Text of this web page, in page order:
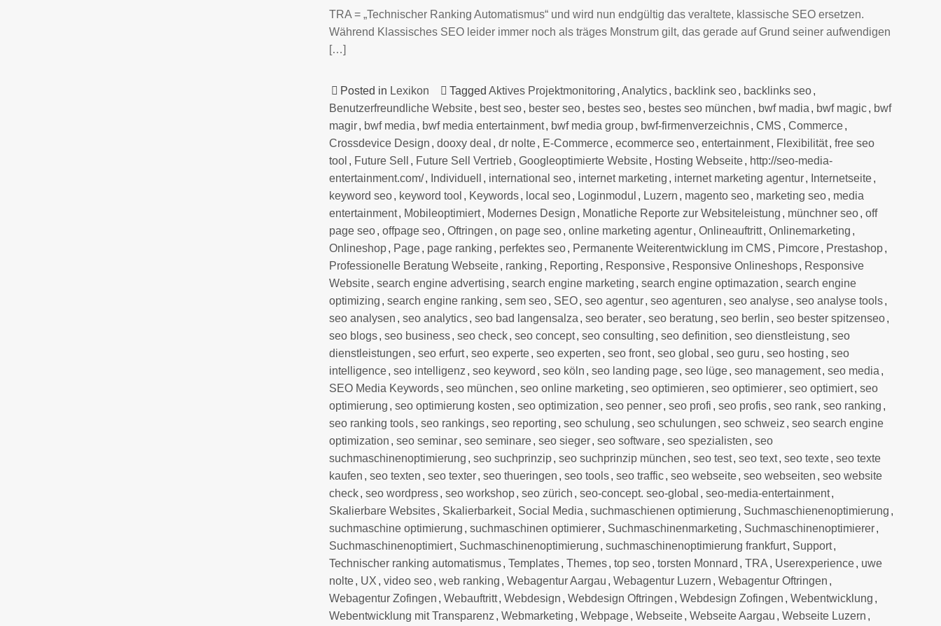
TRA = „Technischer Ranking Automatismus“ und wird nun endgültig das veraltete, klassische SEO ersetzen.
Während Klassisches SEO leider immer noch als träges Monstrum gilt, das gerade auf Grund seiner aufwendigen
[…]
Posted in Lexikon TaggedAktives Projektmonitoring ,Analytics, backlink seo, backlinks seo,
Benutzerfreundliche Website, best seo, bester seo, bestes seo, bestes seo münchen , bwf madia , bwf magic, bwf
magir, bwf media , bwf media entertainment, bwf media group, bwf-firmenverzeichnis,CMS ,Commerce,
Crossdevice Design ,dooxy deal ,dr nolte, E-Commerce,ecommerce seo,entertainment, Flexibilität,free seo
tool , Future Sell , Future Sell Vertrieb,Googleoptimierte Website, Hosting Webseite, http://seo-media-
entertainment.com/, Individuell , international seo, internet marketing , internet marketing agentur, Internetseite,
keyword seo, keyword tool , Keywords, local seo, Loginmodul , Luzern , magento seo, marketing seo, media
entertainment, Mobileoptimiert, Modernes Design , Monatliche Reporte zur Websiteleistung , münchner seo,off
page seo,offpage seo,Oftringen ,on page seo,online marketing agentur,Onlineauftritt,Onlinemarketing ,
Onlineshop, Page, page ranking , perfektes seo, Permanente Weiterentwicklung im CMS , Pimcore, Prestashop,
Professionelle Beratung Webseite, ranking , Reporting , Responsive, Responsive Onlineshops, Responsive
Website,search engine advertising ,search engine marketing ,search engine optimazation ,search engine
optimizing ,search engine ranking ,sem seo, SEO,seo agentur,seo agenturen ,seo analyse,seo analyse tools,
seo analysen ,seo analytics,seo bad langensalza ,seo berater,seo beratung ,seo berlin ,seo bester spitzenseo,
seo blogs,seo business,seo check,seo concept,seo consulting ,seo definition ,seo dienstleistung ,seo
dienstleistungen ,seo erfurt,seo experte,seo experten ,seo front,seo global ,seo guru ,seo hosting ,seo
intelligence,seo intelligenz ,seo keyword ,seo köln ,seo landing page,seo lüge,seo management,seo media ,
SEO Media Keywords,seo münchen ,seo online marketing ,seo optimieren ,seo optimierer,seo optimiert,seo
optimierung ,seo optimierung kosten ,seo optimization ,seo penner,seo profi ,seo profis,seo rank,seo ranking ,
seo ranking tools,seo rankings,seo reporting ,seo schulung ,seo schulungen ,seo schweiz ,seo search engine
optimization ,seo seminar,seo seminare,seo sieger,seo software,seo spezialisten ,seo
suchmaschinenoptimierung ,seo suchprinzip,seo suchprinzip münchen ,seo test,seo text,seo texte,seo texte
kaufen ,seo texten ,seo texter,seo thueringen ,seo tools,seo traffic,seo webseite,seo webseiten ,seo website
check,seo wordpress,seo workshop,seo zürich ,seo-concept. seo-global ,seo-media-entertainment,
Skalierbare Websites, Skalierbarkeit, Social Media ,suchmaschienen optimierung , Suchmaschienenoptimierung ,
suchmaschine optimierung ,suchmaschinen optimierer, Suchmaschinenmarketing , Suchmaschinenoptimierer,
Suchmaschinenoptimiert, Suchmaschinenoptimierung ,suchmaschinenoptimierung frankfurt, Support,
Technischer ranking automatismus,Templates,Themes,top seo,torsten Monnard ,TRA , Userexperience, uwe
nolte, UX ,video seo,web ranking ,Webagentur Aargau ,Webagentur Luzern ,Webagentur Oftringen ,
Webagentur Zofingen ,Webauftritt,Webdesign ,Webdesign Oftringen ,Webdesign Zofingen ,Webentwicklung ,
Webentwicklung mit Transparenz ,Webmarketing ,Webpage,Webseite,Webseite Aargau ,Webseite Luzern ,